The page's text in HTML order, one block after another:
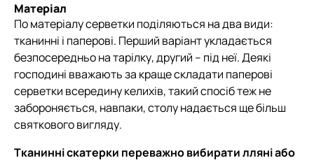
Матеріал
По матеріалу серветки поділяються на два види:
тканинні і паперові. Перший варіант укладається
безпосередньо на тарілку, другий – під неї. Деякі
господині вважають за краще складати паперові
серветки всередину келихів, такий спосіб теж не
забороняється, навпаки, столу надається ще більш
святкового вигляду.
Тканинні скатерки переважно вибирати лляні або